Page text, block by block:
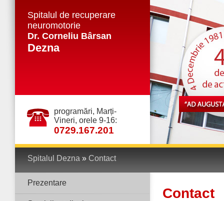
Spitalul de recuperare
neuromotorie
Dr. Corneliu Bârsan
Dezna
programări, Marți-
Vineri, orele 9-16:
0729.167.201
Spitalul Dezna » Contact
Prezentare
Contact